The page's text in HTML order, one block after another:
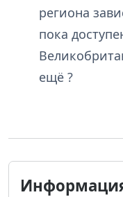
региона
пока
ещё ?